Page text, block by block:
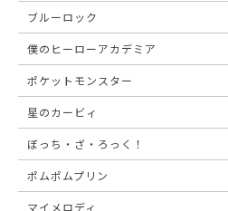
ブルーロック
僕のヒーローアカデミア
ポケットモンスター
星のカービィ
ぼっち・ざ・ろっく！
ポムポムプリン
マイメロディ